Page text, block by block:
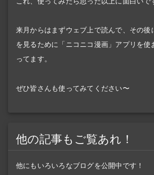
来月からはまずウェブ上で読んで、その後
を見るために「ニコニコ漫画」アプリを使
ってます。
ぜひ皆さんも使ってみてください〜
他の記事もご覧あれ！
他にもいろいろなブログを公開中です！